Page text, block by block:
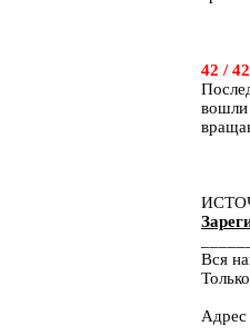
42 / 42
вошли
Вся